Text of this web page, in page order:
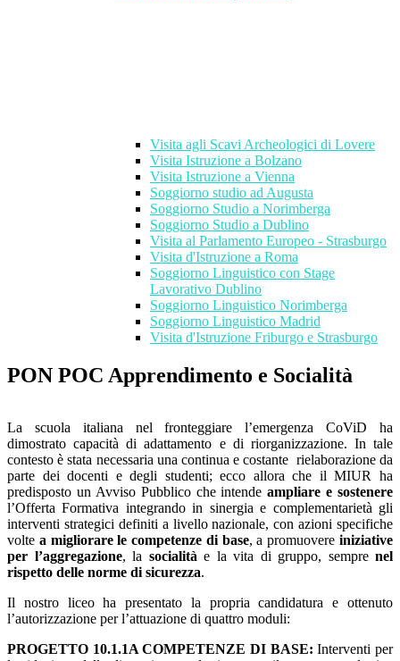
Visita agli Scavi Archeologici di Lovere
Visita Istruzione a Bolzano
Visita Istruzione a Vienna
Soggiorno studio ad Augusta
Soggiorno Studio a Norimberga
Soggiorno Studio a Dublino
Visita al Parlamento Europeo - Strasburgo
Visita d'Istruzione a Roma
Soggiorno Linguistico con Stage
Lavorativo Dublino
Soggiorno Linguistico Norimberga
Soggiorno Linguistico Madrid
Visita d'Istruzione Friburgo e Strasburgo
PON POC Apprendimento e Socialità
La scuola italiana nel fronteggiare l’emergenza CoViD ha
dimostrato capacità di adattamento e di riorganizzazione. In tale
contesto è stata necessaria una continua e costante rielaborazione da
parte dei docenti e degli studenti; ecco allora che il MIUR ha
predisposto un Avviso Pubblico che intendeampliare e sostenere
l’Offerta Formativa integrando in sinergia e complementarietà gli
interventi strategici definiti a livello nazionale, con azioni specifiche
volte a migliorare le competenze di base, a promuovereiniziative
per l’aggregazione, la socialità e la vita di gruppo, sempre nel
rispetto delle norme di sicurezza.
Il nostro liceo ha presentato la propria candidatura e ottenuto
l’autorizzazione per l’attuazione di quattro moduli:
PROGETTO 10.1.1A COMPETENZE DI BASE:Interventi per